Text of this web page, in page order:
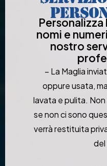
nomi e
nostro
– La Maglia
oppure usata,
lavata e pulita.
se non ci sono
verrà restituita